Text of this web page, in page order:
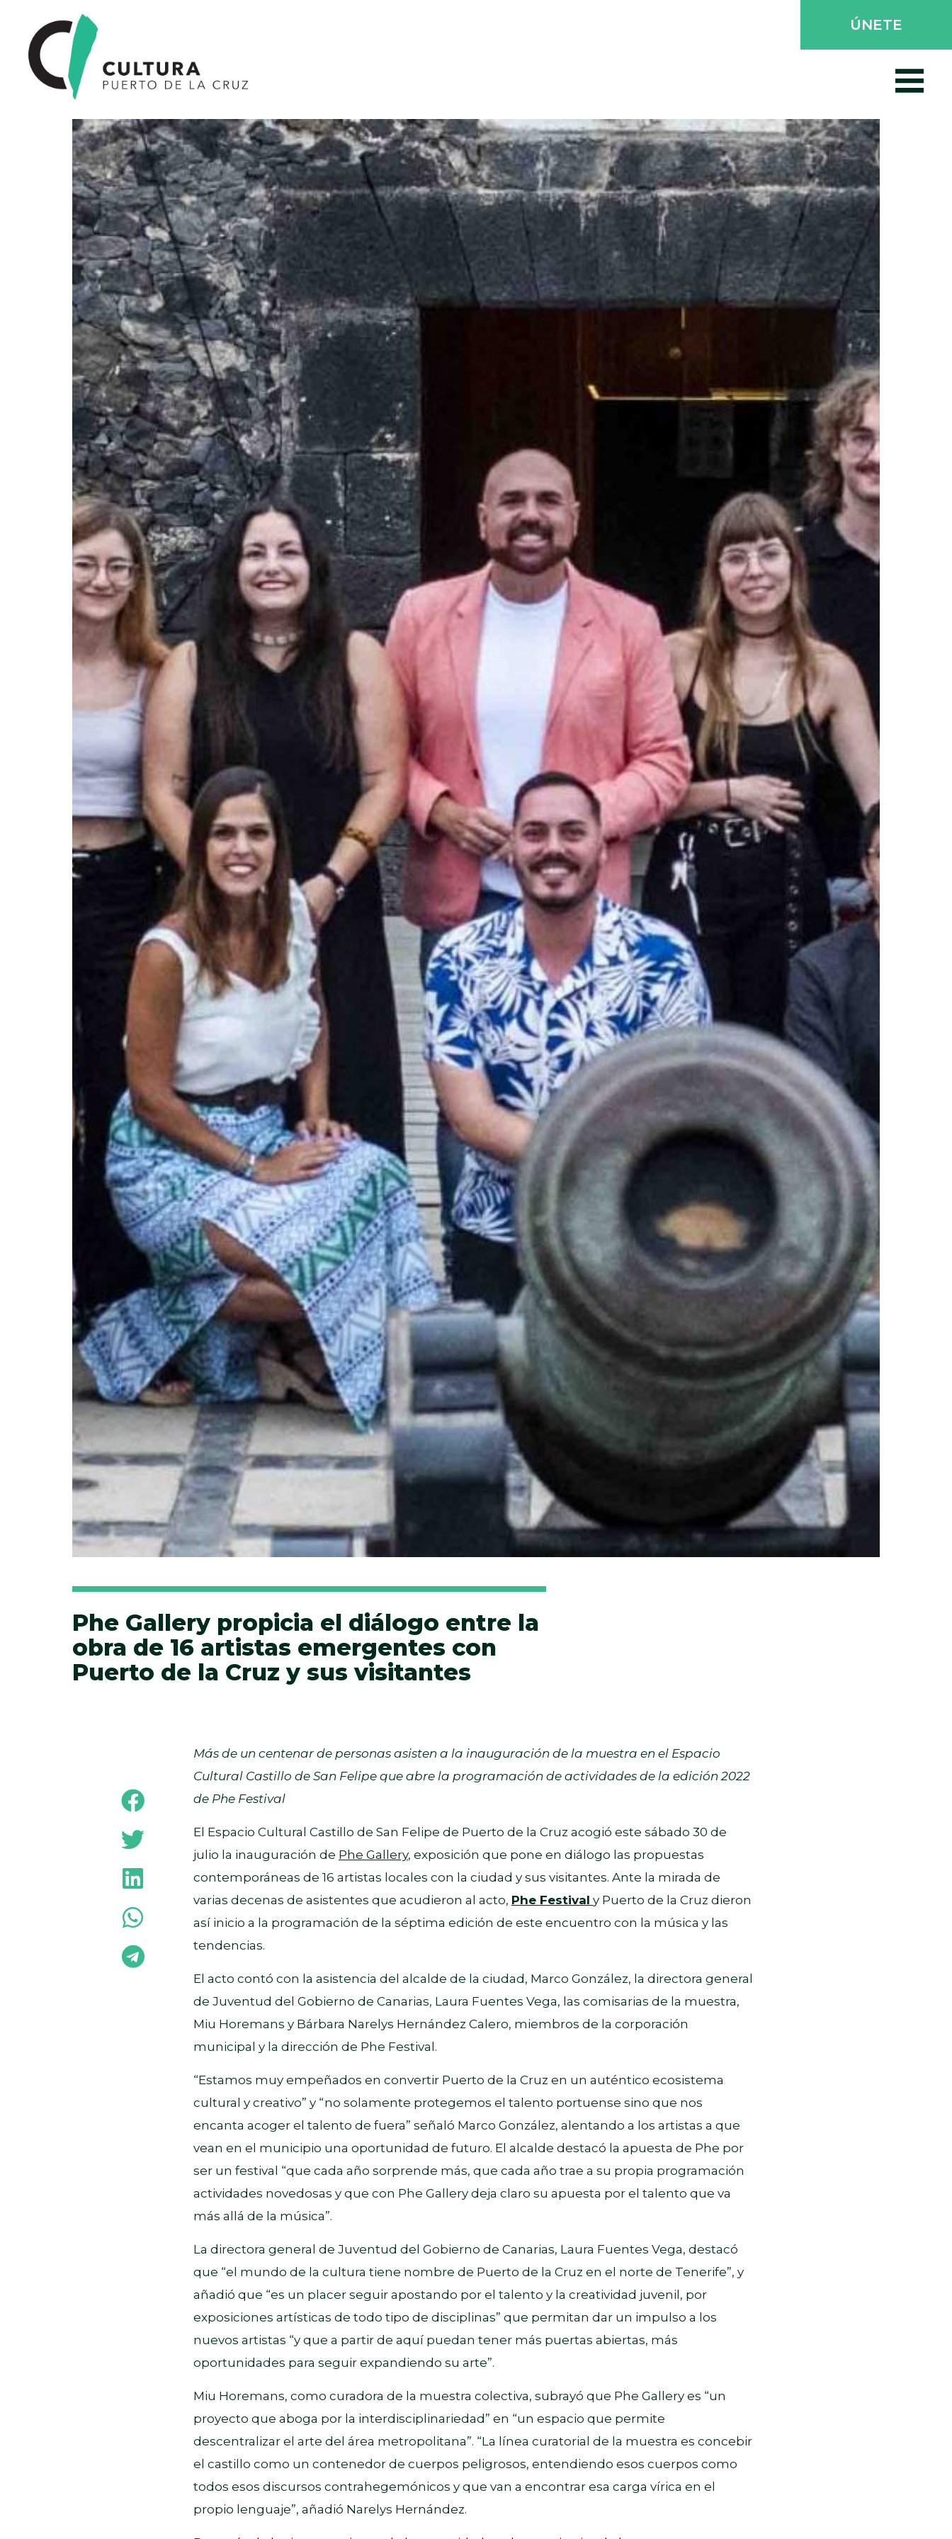
ÚNETE
Phe Gallery propicia el diálogo entre la
obra de 16 artistas emergentes con
Puerto de la Cruz y sus visitantes
Más de un centenar de personas asisten a la inauguración de la muestra en el Espacio
Cultural Castillo de San Felipe que abre la programación de actividades de la edición 2022
de Phe Festival
El Espacio Cultural Castillo de San Felipe de Puerto de la Cruz acogió este sábado 30 de
julio la inauguración de Phe Gallery, exposición que pone en diálogo las propuestas
contemporáneas de 16 artistas locales con la ciudad y sus visitantes. Ante la mirada de
varias decenas de asistentes que acudieron al acto, Phe Festival y Puerto de la Cruz dieron
así inicio a la programación de la séptima edición de este encuentro con la música y las
tendencias.
El acto contó con la asistencia del alcalde de la ciudad, Marco González, la directora general
de Juventud del Gobierno de Canarias, Laura Fuentes Vega, las comisarias de la muestra,
Miu Horemans y Bárbara Narelys Hernández Calero, miembros de la corporación
municipal y la dirección de Phe Festival.
“Estamos muy empeñados en convertir Puerto de la Cruz en un auténtico ecosistema
cultural y creativo” y “no solamente protegemos el talento portuense sino que nos
encanta acoger el talento de fuera” señaló Marco González, alentando a los artistas a que
vean en el municipio una oportunidad de futuro. El alcalde destacó la apuesta de Phe por
ser un festival “que cada año sorprende más, que cada año trae a su propia programación
actividades novedosas y que con Phe Gallery deja claro su apuesta por el talento que va
más allá de la música”.
La directora general de Juventud del Gobierno de Canarias, Laura Fuentes Vega, destacó
que “el mundo de la cultura tiene nombre de Puerto de la Cruz en el norte de Tenerife”, y
añadió que “es un placer seguir apostando por el talento y la creatividad juvenil, por
exposiciones artísticas de todo tipo de disciplinas” que permitan dar un impulso a los
nuevos artistas “y que a partir de aquí puedan tener más puertas abiertas, más
oportunidades para seguir expandiendo su arte”.
Miu Horemans, como curadora de la muestra colectiva, subrayó que Phe Gallery es “un
proyecto que aboga por la interdisciplinariedad” en “un espacio que permite
descentralizar el arte del área metropolitana”. “La línea curatorial de la muestra es concebir
el castillo como un contenedor de cuerpos peligrosos, entendiendo esos cuerpos como
todos esos discursos contrahegemónicos y que van a encontrar esa carga vírica en el
propio lenguaje”, añadió Narelys Hernández.